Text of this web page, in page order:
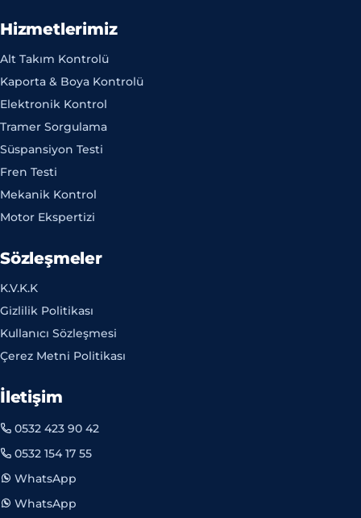
Hizmetlerimiz
Alt Takım Kontrolü
Kaporta & Boya Kontrolü
Elektronik Kontrol
Tramer Sorgulama
Süspansiyon Testi
Fren Testi
Mekanik Kontrol
Motor Ekspertizi
Sözleşmeler
K.V.K.K
Gizlilik Politikası
Kullanıcı Sözleşmesi
Çerez Metni Politikası
İletişim
0532 423 90 42
0532 154 17 55
WhatsApp
WhatsApp